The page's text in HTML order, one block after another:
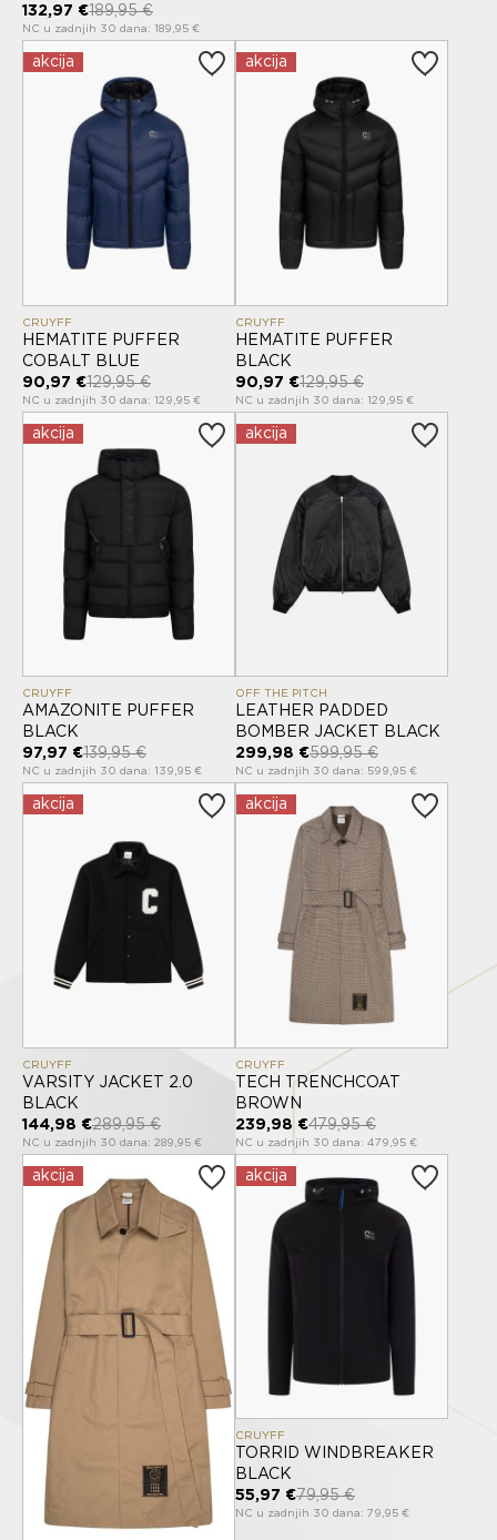
132,97 €189,95 €
NC u zadnjih 30 dana: 189,95 €
akcija
CRUYFF
HEMATITE PUFFER
COBALT BLUE
90,97 €129,95 €
NC u zadnjih 30 dana: 129,95 €
akcija
CRUYFF
HEMATITE PUFFER
BLACK
90,97 €129,95 €
NC u zadnjih 30 dana: 129,95 €
akcija
CRUYFF
AMAZONITE PUFFER
BLACK
97,97 €139,95 €
NC u zadnjih 30 dana: 139,95 €
akcija
OFF THE PITCH
LEATHER PADDED
BOMBER JACKET BLACK
299,98 €599,95 €
NC u zadnjih 30 dana: 599,95 €
akcija
CRUYFF
VARSITY JACKET 2.0
BLACK
144,98 €289,95 €
NC u zadnjih 30 dana: 289,95 €
akcija
CRUYFF
TECH TRENCHCOAT
BROWN
239,98 €479,95 €
NC u zadnjih 30 dana: 479,95 €
akcija akcija
CRUYFF
TORRID WINDBREAKER
BLACK
55,97 €79,95 €
NC u zadnjih 30 dana: 79,95 €